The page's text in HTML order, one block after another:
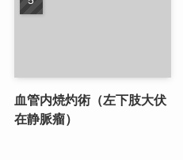
血管内焼灼術（左下肢大伏
在静脈瘤）